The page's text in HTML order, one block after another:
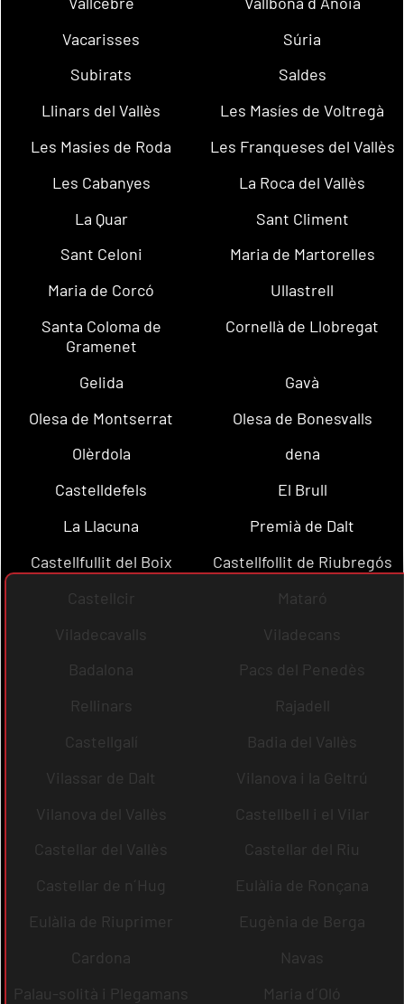
Vacarisses
Súria
Subirats
Saldes
Llinars del Vallès
Les Masíes de Voltregà
Les Masies de Roda
Les Franqueses del Vallès
Les Cabanyes
La Roca del Vallès
La Quar
Sant Climent
Sant Celoni
Maria de Martorelles
Maria de Corcó
Ullastrell
Santa Coloma de
Gramenet
Cornellà de Llobregat
Gelida
Gavà
Olesa de Montserrat
Olesa de Bonesvalls
Olèrdola
dena
Castelldefels
El Brull
La Llacuna
Premià de Dalt
Castellfullit del Boix
Castellfollit de Riubregós
Castellcir
Mataró
Viladecavalls
Viladecans
Badalona
Pacs del Penedès
Rellinars
Rajadell
Castellgalí
Badia del Vallès
Vilassar de Dalt
Vilanova i la Geltrú
Vilanova del Vallès
Castellbell i el Vilar
Castellar del Vallès
Castellar del Riu
Castellar de n´Hug
Eulàlia de Ronçana
Eulàlia de Riuprimer
Eugènia de Berga
Cardona
Navas
Palau-solità i Plegamans
Maria d´Oló